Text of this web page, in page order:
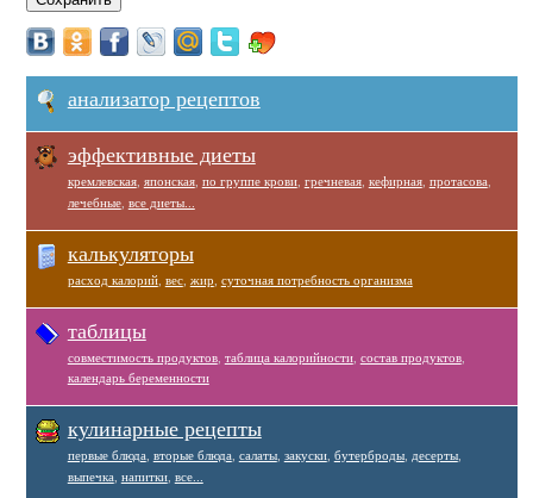
анализатор рецептов
эффективные диеты
кремлевская, японская, по группе крови, гречневая, кефирная, протасова
лечебные, все диеты...
калькуляторы
расход калорий, вес, жир суточная потребность организма
таблицы
совместимость продуктов, таблица калорийности, состав продуктов,
календарь беременности
кулинарные рецепты
первые блюда вторые блюда салаты, закуски, бутерброды, десерты,
выпечка напитки, все...